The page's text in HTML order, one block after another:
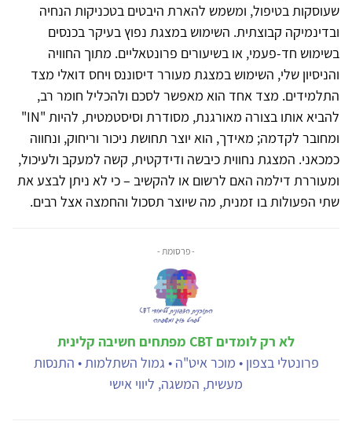
שעוסקות בטיפול, ומשמש להארת היבטים בטכניקות הנחיה
ובדינמיקה קבוצתית. השימוש במצגת נפוץ בעיקר בכנסים
בשימוש חד-פעמי, או בשיעורים פרונטאליים. מתוך החוויה
והניסיון שלי, השימוש במצגת מעורר דיסוננס ויחס דואלי מצד
התלמידים. מצד אחד הוא מאפשר לסכם ולהכליל חומר רב,
להביא אותו בצורה מאורגנת, מסודרת וסיסטמטית, להיות "IN"
ומחובר לקדמה; מאידך, הוא יוצר תחושת ניכור וריחוק, ונחווה
כמכאני. המצגת נחווית כיבשה ודידקטית, קשה למעקב ולעיכול,
ומעוררת דילמה האם לרשום או להקשיב – כי לא ניתן לבצע את
שתי הפעולות בו זמנית, מה שיוצר תסכול והחמצה אצל רבים.
- פרסומת -
לא רק לומדים CBT מפתחים חשיבה קלינית
פרונטלי בצפון • מוכר איט"ה • גמול השתלמות • התנסות
מעשית, המשגה, ליווי אישי